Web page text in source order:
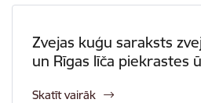
Zvejas kuģu saraksts
un Rīgas līča piekrastes
Skatīt vairāk